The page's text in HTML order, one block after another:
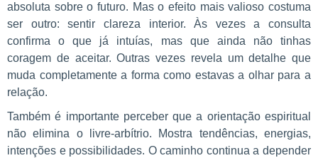
absoluta sobre o futuro. Mas o efeito mais valioso costuma
ser outro: sentir clareza interior. Às vezes a consulta
confirma o que já intuías, mas que ainda não tinhas
coragem de aceitar. Outras vezes revela um detalhe que
muda completamente a forma como estavas a olhar para a
relação.
Também é importante perceber que a orientação espiritual
não elimina o livre-arbítrio. Mostra tendências, energias,
intenções e possibilidades. O caminho continua a depender